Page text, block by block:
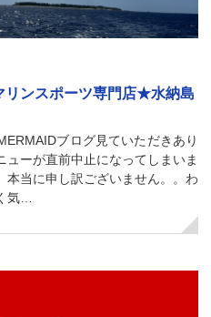
リンスポーツ専門店★水納島
ブログ見ていただきあり
ーが直前中止になってしまいま
本当に申し訳ございません。。わ
気…